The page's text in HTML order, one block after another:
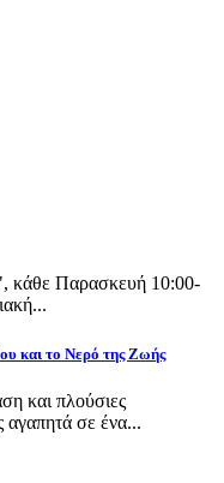
κάθε Παρασκευή 10:00-
και το Νερό της Ζωής
και πλούσιες
αγαπητά σε ένα...